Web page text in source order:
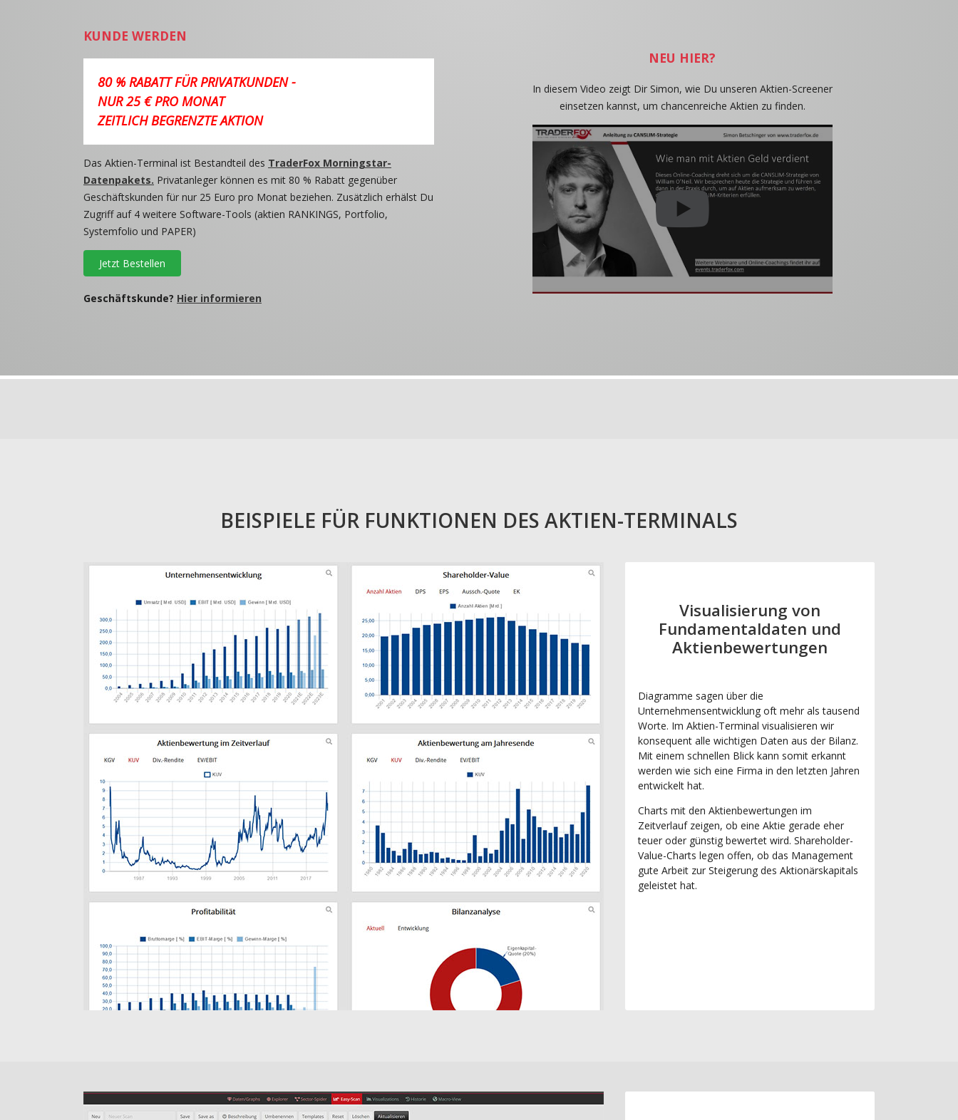
KUNDE WERDEN
80 % RABATT FÜR PRIVATKUNDEN -
NUR 25 € PRO MONAT
ZEITLICH BEGRENZTE AKTION
Das Aktien-Terminal ist Bestandteil des TraderFox Morningstar-
Datenpakets. Privatanleger können es mit 80 % Rabatt gegenüber
Geschäftskunden für nur 25 Euro pro Monat beziehen. Zusätzlich erhälst Du
Zugriff auf 4 weitere Software-Tools (aktien RANKINGS, Portfolio,
Systemfolio und PAPER)
Jetzt Bestellen
Geschäftskunde? Hier informieren
NEU HIER?
In diesem Video zeigt Dir Simon, wie Du unseren Aktien-Screener
einsetzen kannst, um chancenreiche Aktien zu finden.
BEISPIELE FÜR FUNKTIONEN DES AKTIEN-TERMINALS
Visualisierung von
Fundamentaldaten und
Aktienbewertungen
Diagramme sagen über die
Unternehmensentwicklung oft mehr als tausend
Worte. Im Aktien-Terminal visualisieren wir
konsequent alle wichtigen Daten aus der Bilanz.
Mit einem schnellen Blick kann somit erkannt
werden wie sich eine Firma in den letzten Jahren
entwickelt hat.
Charts mit den Aktienbewertungen im
Zeitverlauf zeigen, ob eine Aktie gerade eher
teuer oder günstig bewertet wird. Shareholder-
Value-Charts legen offen, ob das Management
gute Arbeit zur Steigerung des Aktionärskapitals
geleistet hat.